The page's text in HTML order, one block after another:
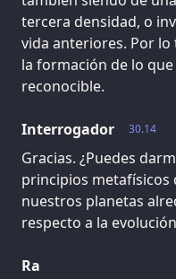
tercera densidad, o
vida anteriores. Por
la formación de lo
reconocible.
30.14
Interrogador
Gracias. ¿Puedes
principios metafísicos
nuestros planetas
respecto a la
Ra